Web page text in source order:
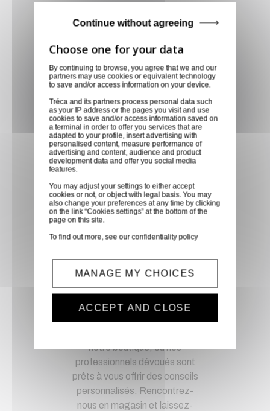
Paypal, ...
Service client
Optez pour la tranquillité
d'esprit en confiant vos
demandes techniques et devis
à notre service clients par mail.
Notre équipe d'experts est
prête à vous fournir des
solutions sur mesure et des
nous un mail aujourd'hui pour
bénéficier de conseils
techniques spécialisés et
recevoir un devis personnalisé,
notre boutique, où nos
professionnels dévoués sont
prêts à vous offrir des conseils
personnalisés. Rencontrez-
nous en magasin et laissez-
By continuing to browse, you agree that we and our
partners may use cookies or equivalent technology
to save and/or access information on your device.
Tréca and its partners process personal data such
as your IP address or the pages you visit and use
cookies to save and/or access information saved on
a terminal in order to offer you services that are
adapted to your profile, insert advertising with
personalised content, measure performance of
advertising and content, audience and product
development data and offer you social media
features.
You may adjust your settings to either accept
cookies or not, or object with legal basis. You may
also change your preferences at any time by clicking
on the link “Cookies settings” at the bottom of the
page on this site.
To find out more, see ourconfidentiality policy
Continue without agreeing
MANAGE MY CHOICES
ACCEPT AND CLOSE